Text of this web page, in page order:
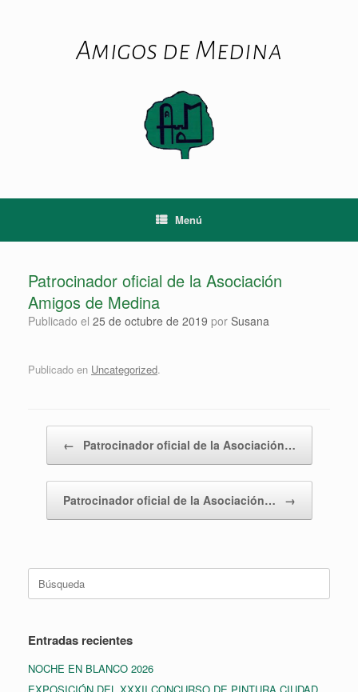
Amigos de Medina
Menú
Patrocinador oficial de la Asociación
Amigos de Medina
Publicado el 25 de octubre de 2019 por Susana
Publicado en Uncategorized.
← Patrocinador oficial de la Asociación…
Patrocinador oficial de la Asociación… →
Buscar:
Entradas recientes
NOCHE EN BLANCO 2026
EXPOSICIÓN DEL XXXII CONCURSO DE PINTURA CIUDAD